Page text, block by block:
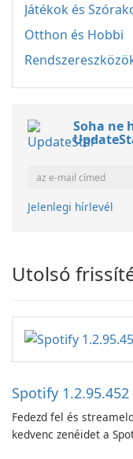
Játékok és
Otthon és Hobbi
Soha ne
Jelenlegi hírlevél
Utolsó
Spotify 1.2.95.452
Fedezd fel és
kedvenc zenéidet a